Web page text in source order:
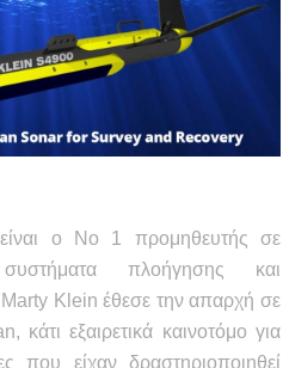
είναι ο Νο 1 προμηθευτής σε
πλοήγησης και
Klein έθεσε την απαρχή σε
εξαιρετικά καινοτόμο για
που είχαν δραστηριοποιηθεί